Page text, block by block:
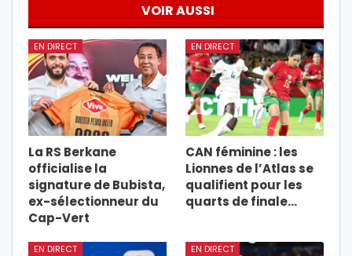
VOIR AUSSI
EN DIRECT
La RS Berkane
officialise la
signature de Bubista,
ex-sélectionneur du
Cap-Vert
EN DIRECT
CAN féminine : les
Lionnes de l’Atlas se
qualifient pour les
quarts de finale…
EN DIRECT EN DIRECT